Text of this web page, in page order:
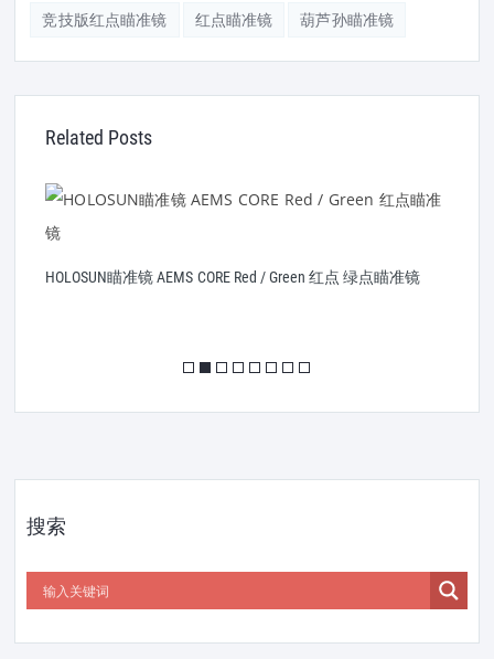
竞技版红点瞄准镜 红点瞄准镜 葫芦孙瞄准镜
Related Posts
HOLOSUN瞄准镜 AEMS CORE Red / Green 红点 绿点瞄准镜
搜索